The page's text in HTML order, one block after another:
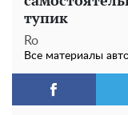
тупик
Ro
Все материалы